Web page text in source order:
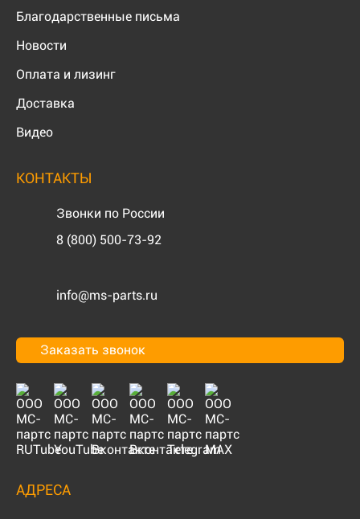
Благодарственные письма
Новости
Оплата и лизинг
Доставка
Видео
КОНТАКТЫ
Звонки по России
8 (800) 500-73-92
info@ms-parts.ru
Заказать звонок
АДРЕСА